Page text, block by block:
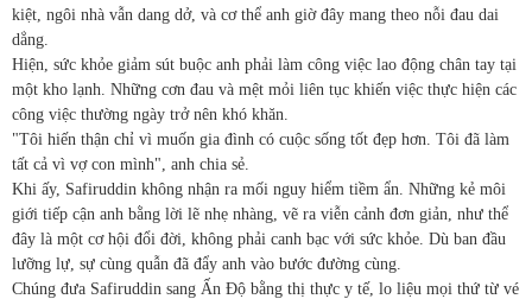
kiệt, ngôi nhà vẫn dang dở, và cơ thể anh giờ đây mang theo nỗi đau dai
dẳng.
Hiện, sức khỏe giảm sút buộc anh phải làm công việc lao động chân tay tại
một kho lạnh. Những cơn đau và mệt mỏi liên tục khiến việc thực hiện các
công việc thường ngày trở nên khó khăn.
"Tôi hiến thận chỉ vì muốn gia đình có cuộc sống tốt đẹp hơn. Tôi đã làm
tất cả vì vợ con mình", anh chia sẻ.
Khi ấy, Safiruddin không nhận ra mối nguy hiểm tiềm ẩn. Những kẻ môi
giới tiếp cận anh bằng lời lẽ nhẹ nhàng, vẽ ra viễn cảnh đơn giản, như thể
đây là một cơ hội đổi đời, không phải canh bạc với sức khỏe. Dù ban đầu
lưỡng lự, sự cùng quẫn đã đẩy anh vào bước đường cùng.
Chúng đưa Safiruddin sang Ấn Độ bằng thị thực y tế, lo liệu mọi thứ từ vé